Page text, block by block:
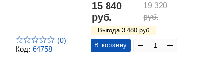
Код: 64758
(0)
15 840
руб.
19 320
руб.
Выгода 3 480 руб.
В корзину